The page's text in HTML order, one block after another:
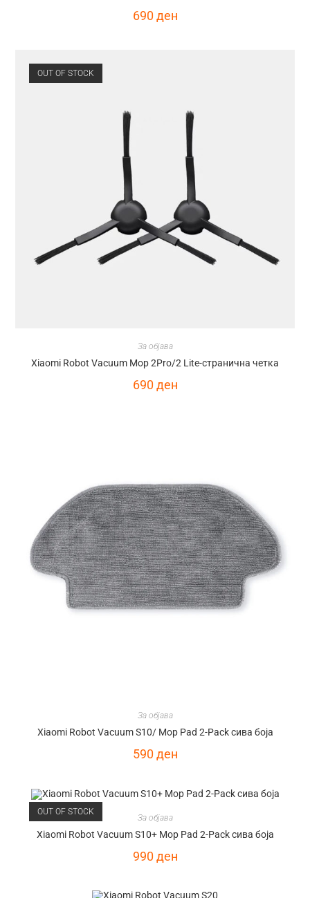
690ден
OUT OF STOCK
За објава
Xiaomi Robot Vacuum Mop 2Pro/2 Lite-странична четка
690ден
За објава
Xiaomi Robot Vacuum S10/ Mop Pad 2-Pack сива боја
590ден
OUT OF STOCK
За објава
Xiaomi Robot Vacuum S10+ Mop Pad 2-Pack сива боја
990ден